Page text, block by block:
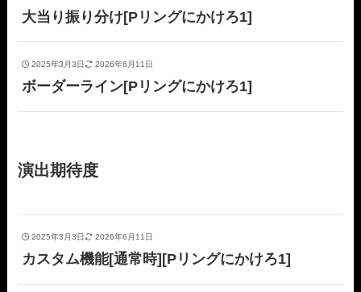
大当り振り分け[Pリングにかけろ1]
2025年3月3日 2026年6月11日
ボーダーライン[Pリングにかけろ1]
演出期待度
2025年3月3日 2026年6月11日
カスタム機能[通常時][Pリングにかけろ1]